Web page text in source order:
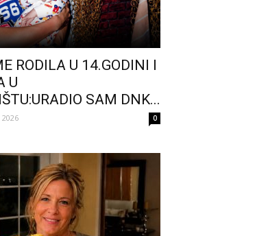
RODILA U 14.GODINI I
U
SAM DNK...
0